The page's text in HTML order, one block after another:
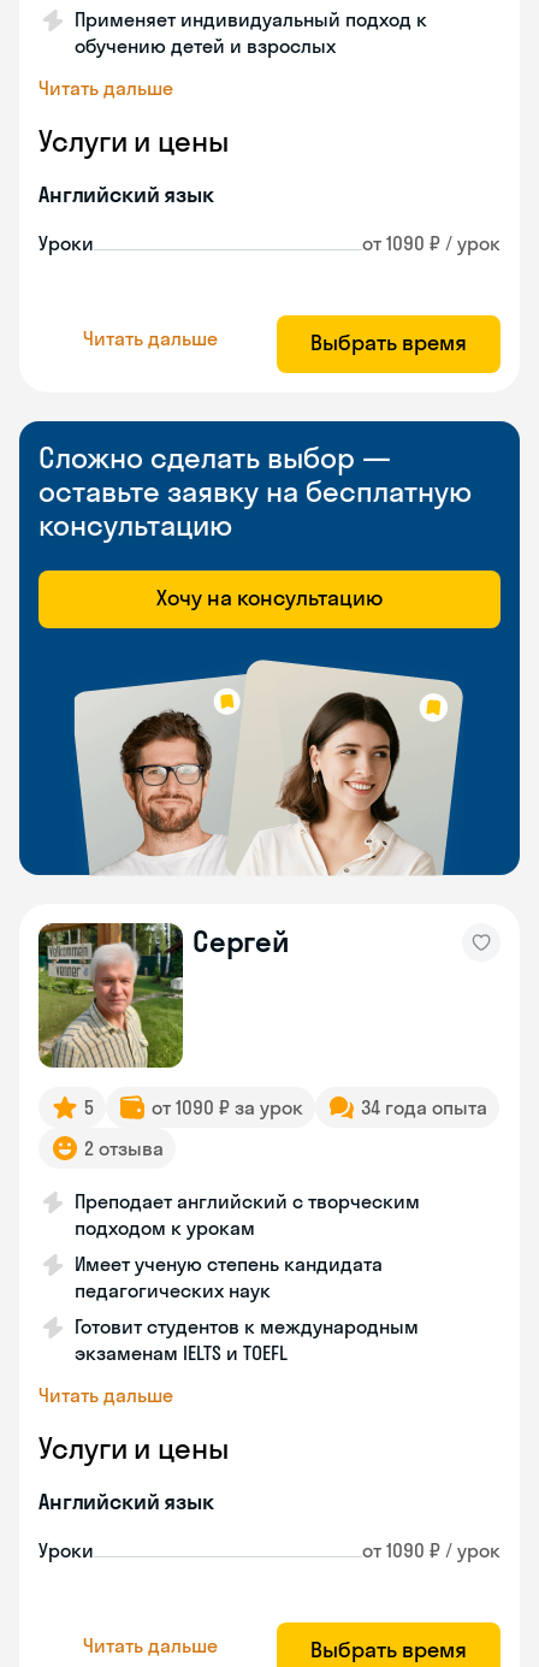
Применяет индивидуальный подход к
обучению детей и взрослых
Читать дальше
Услуги и цены
Английский язык
Уроки от 1090 ₽ / урок
Читать дальше Выбрать время
Сложно сделать выбор —
оставьте заявку на бесплатную
консультацию
Хочу на консультацию
Сергей
5 от 1090 ₽ за урок
34 года опыта
2 отзыва
Преподает английский с творческим
подходом к урокам
Имеет ученую степень кандидата
педагогических наук
Готовит студентов к международным
экзаменам IELTS и TOEFL
Читать дальше
Услуги и цены
Английский язык
Уроки от 1090 ₽ / урок
Читать дальше Выбрать время